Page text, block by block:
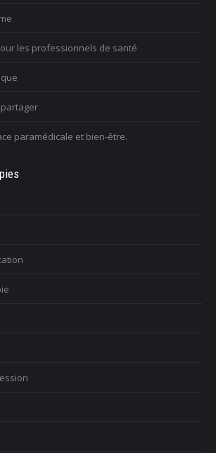
les professionnels de santé
paramédicale et bien-être.